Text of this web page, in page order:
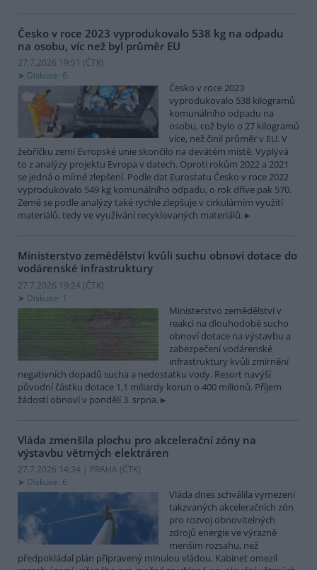
Česko v roce 2023 vyprodukovalo 538 kg na odpadu
na osobu, víc než byl průměr EU
27.7.2026 19:51 (ČTK)
Diskuse: 6
Česko v roce 2023
vyprodukovalo 538 kilogramů
komunálního odpadu na
osobu, což bylo o 27 kilogramů
více, než činil průměr v EU. V
žebříčku zemí Evropské unie skončilo na devátém místě. Vyplývá
to z analýzy projektu Evropa v datech. Oproti rokům 2022 a 2021
se jedná o mírné zlepšení. Podle dat Eurostatu Česko v roce 2022
vyprodukovalo 549 kg komunálního odpadu, o rok dříve pak 570.
Země se podle analýzy také rychle zlepšuje v cirkulárním využití
materiálů, tedy ve využívání recyklovaných materiálů.
Ministerstvo zemědělství kvůli suchu obnoví dotace do
vodárenské infrastruktury
27.7.2026 19:24 (ČTK)
Diskuse: 1
Ministerstvo zemědělství v
reakci na dlouhodobé sucho
obnoví dotace na výstavbu a
zabezpečení vodárenské
infrastruktury kvůli zmírnění
negativních dopadů sucha a nedostatku vody. Resort navýší
původní částku dotace 1,1 miliardy korun o 400 milionů. Příjem
žádostí obnoví v pondělí 3. srpna.
Vláda zmenšila plochu pro akcelerační zóny na
výstavbu větrných elektráren
27.7.2026 14:34 | PRAHA (ČTK)
Diskuse: 6
Vláda dnes schválila vymezení
takzvaných akceleračních zón
pro rozvoj obnovitelných
zdrojů energie ve výrazně
menším rozsahu, než
předpokládal plán připravený minulou vládou. Kabinet omezil